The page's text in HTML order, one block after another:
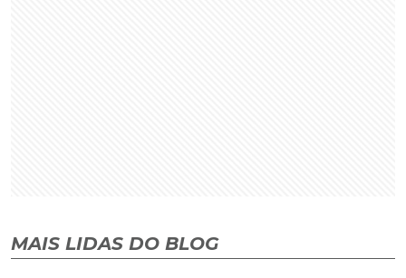
MAIS LIDAS DO BLOG